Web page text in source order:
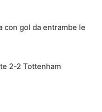
con gol da entrambe le
2-2 Tottenham